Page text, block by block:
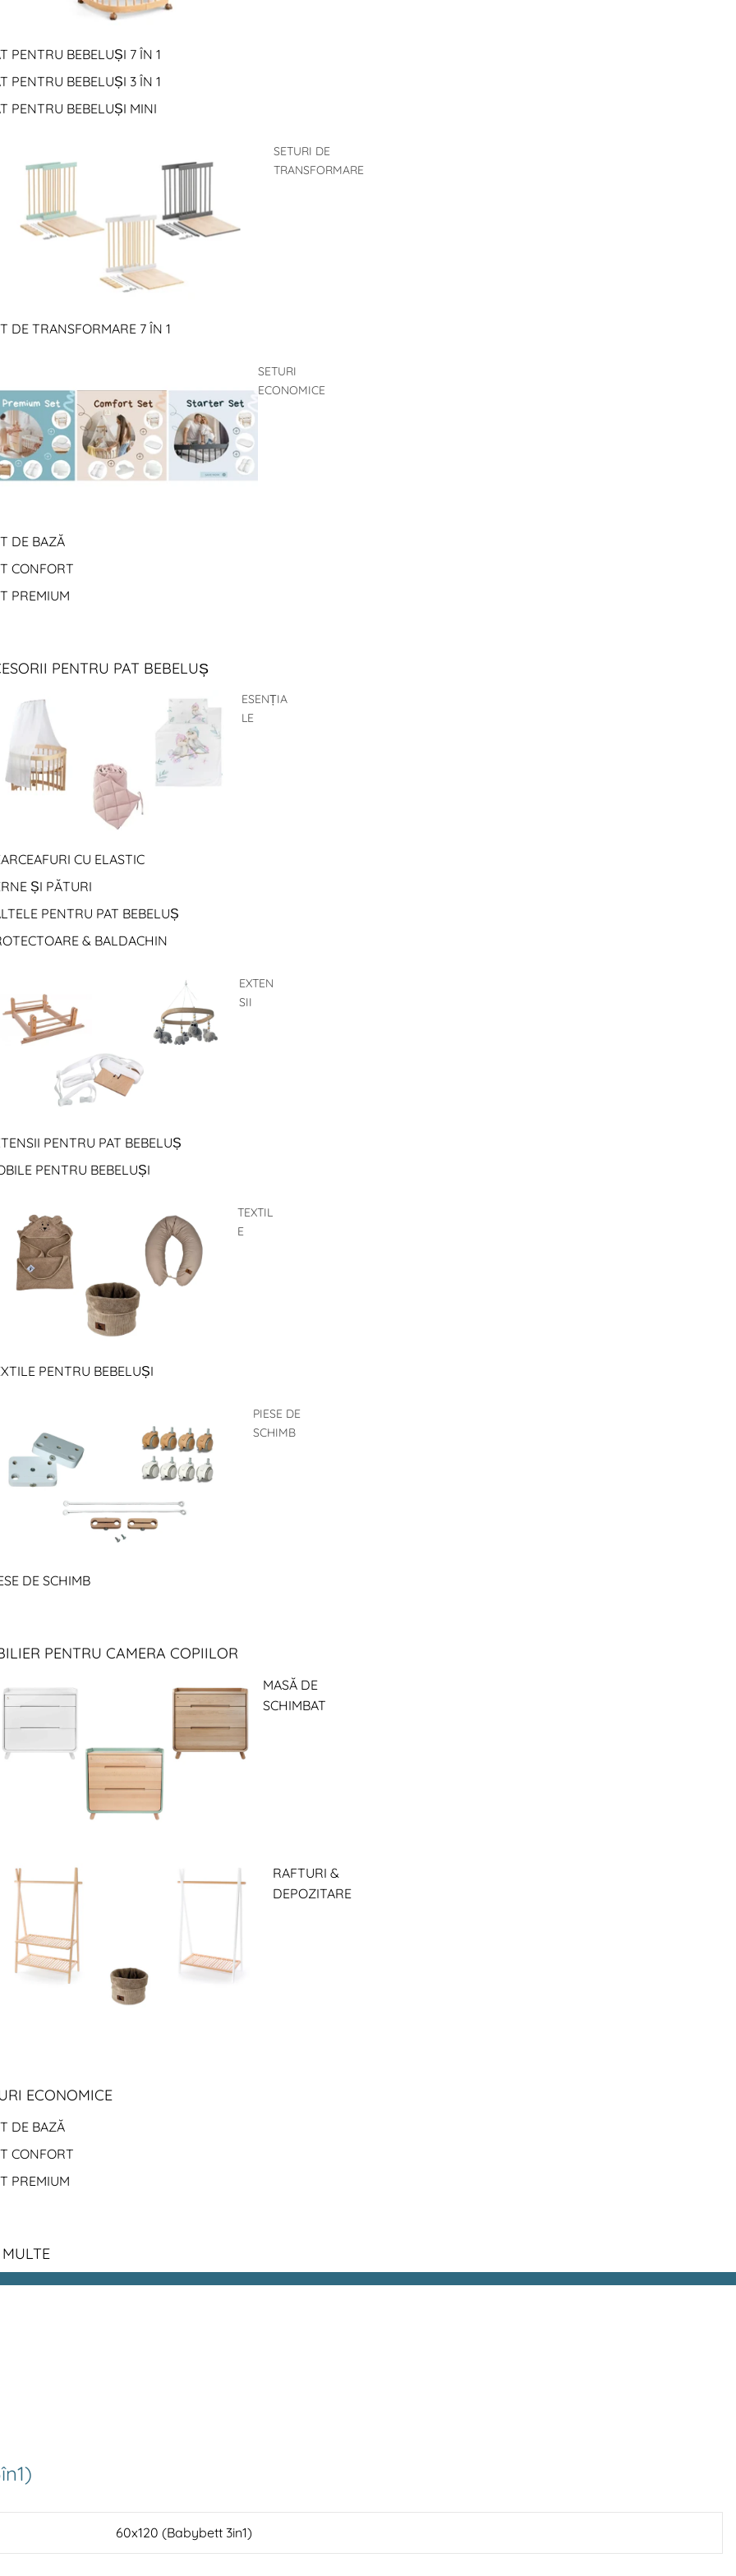
PENTRU BEBELUȘI 7 ÎN 1
PENTRU BEBELUȘI 3 ÎN 1
PENTRU BEBELUȘI MINI
SETURI DE
TRANSFORMARE
DE TRANSFORMARE 7 ÎN 1
SETURI
ECONOMICE
DE BAZĂ
CONFORT
PREMIUM
PENTRU PAT BEBELUȘ
ESENȚIA
LE
CU ELASTIC
ȘI PĂTURI
PENTRU PAT BEBELUȘ
& BALDACHIN
EXTEN
SII
PENTRU PAT BEBELUȘ
PENTRU BEBELUȘI
TEXTIL
E
PENTRU BEBELUȘI
PIESE DE
SCHIMB
DE SCHIMB
PENTRU CAMERA COPIILOR
MASĂ DE
SCHIMBAT
RAFTURI &
DEPOZITARE
ECONOMICE
DE BAZĂ
CONFORT
PREMIUM
60x120 (Babybett 3in1)